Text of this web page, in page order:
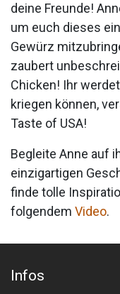
deine Freunde!
um euch dieses
Gewürz
zaubert
Chicken! Ihr
kriegen können,
Taste of USA!
Begleite Anne auf
einzigartigen
finde tolle
folgendem Video.
Infos